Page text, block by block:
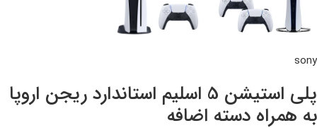
sony
پلی استیشن 5 اسلیم استاندارد ریجن اروپا
به همراه دسته اضافه